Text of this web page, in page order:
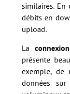
similaires. En
débits en
upload.
La
présente
exemple, de
données